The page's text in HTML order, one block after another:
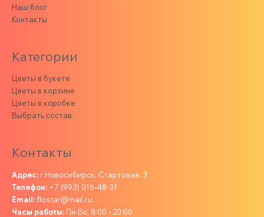
Наш блог
Контакты
Категории
Цветы в букете
Цветы в корзине
Цветы в коробке
Выбрать состав
Контакты
Адрес: г.Новосибирск, Стартовая, 3
Телефон: +7 (993) 016-48-31
Email:flostar@mail.ru
Часы работы: Пн-Вс, 8:00 - 20:00